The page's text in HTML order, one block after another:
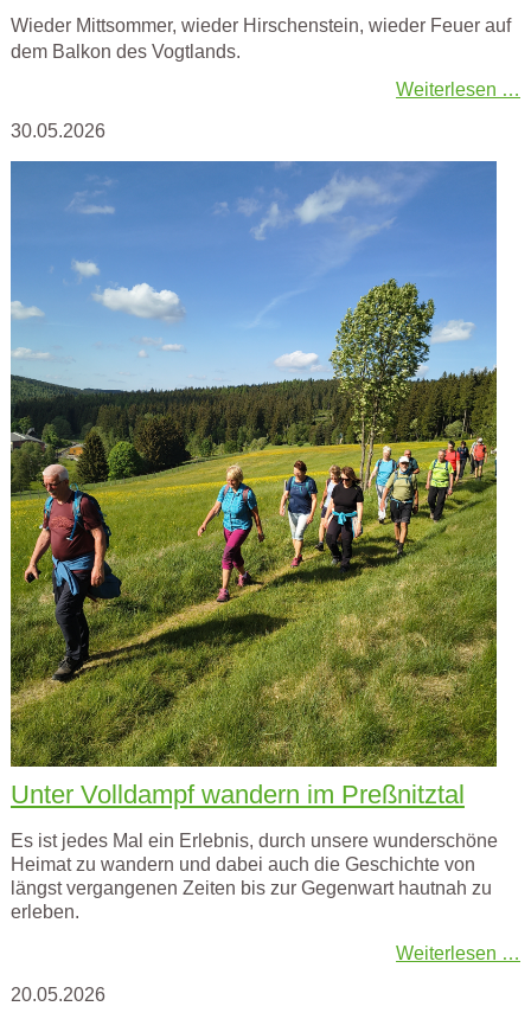
Wieder Mittsommer, wieder Hirschenstein, wieder Feuer auf
dem Balkon des Vogtlands.
Weiterlesen …
30.05.2026
Unter Volldampf wandern im Preßnitztal
Es ist jedes Mal ein Erlebnis, durch unsere wunderschöne
Heimat zu wandern und dabei auch die Geschichte von
längst vergangenen Zeiten bis zur Gegenwart hautnah zu
erleben.
Weiterlesen …
20.05.2026